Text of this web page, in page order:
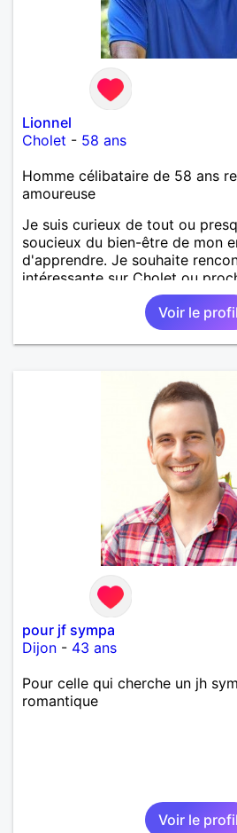
Lionnel
Cholet - 58 ans
Homme célibataire de 58 ans
amoureuse
Je suis curieux de tout ou
soucieux du bien-être de mon
d'apprendre. Je souhaite
intéressante sur Cholet ou
quinqua motivée à rendre la vie
j'aime la musique, rire, le
imaginer, cuisiner, etc.
Voir le profil
pour jf sympa
Dijon - 43 ans
Pour celle qui cherche un jh
romantique
Voir le profil